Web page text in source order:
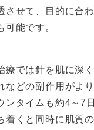
させて、目的に合
可能です。
療では針を肌に深
などの副作用がよ
ンタイムも約4～7
着くと同時に肌質